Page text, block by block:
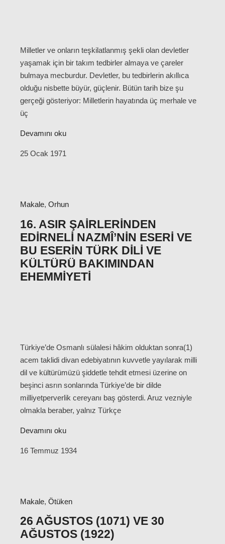
Milletler ve onların teşkilatlanmış şekli olan devletler
yaşamak için bir takım tedbirler almaya ve çareler
bulmaya mecburdur. Devletler, bu tedbirlerin akıllıca
olduğu nisbette büyür, güçlenir. Bütün tarih bize şu
gerçeği gösteriyor: Milletlerin hayatında üç merhale ve
üç
Devamını oku
25 Ocak 1971
Makale, Orhun
16. ASIR ŞAIRLERINDEN
EDIRNELI NAZMÎ’NIN ESERI VE
BU ESERIN TÜRK DILI VE
KÜLTÜRÜ BAKIMINDAN
EHEMMIYETI
Türkiye’de Osmanlı sülalesi hâkim olduktan sonra(1)
acem taklidi divan edebiyatının kuvvetle yayılarak milli
dil ve kültürümüzü şiddetle tehdit etmesi üzerine on
beşinci asrın sonlarında Türkiye’de bir dilde
milliyetperverlik cereyanı baş gösterdi. Aruz vezniyle
olmakla beraber, yalnız Türkçe
Devamını oku
16 Temmuz 1934
Makale, Ötüken
26 AĞUSTOS (1071) VE 30
AĞUSTOS (1922)